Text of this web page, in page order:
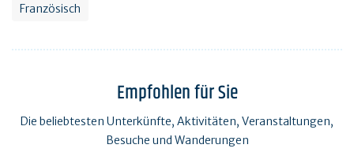
Französisch
Empfohlen für Sie
Die beliebtesten Unterkünfte, Aktivitäten, Veranstaltungen,
Besuche und Wanderungen